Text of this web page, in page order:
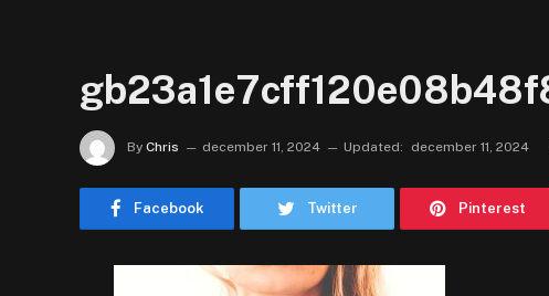
By Chris december 11, 2024 Updated: december 11, 2024
Facebook Twitter Pinterest